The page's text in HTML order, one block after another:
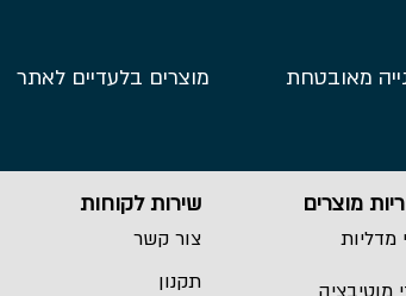
שירות לקוחות
צור קשר
תקנון
מוצרים
מדליות
מוצרים בלעדיים לאתר